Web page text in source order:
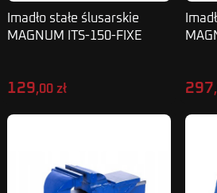
Imadło stałe ślusarskie
MAGNUM ITS-150-FIXE
129,00 zł 297